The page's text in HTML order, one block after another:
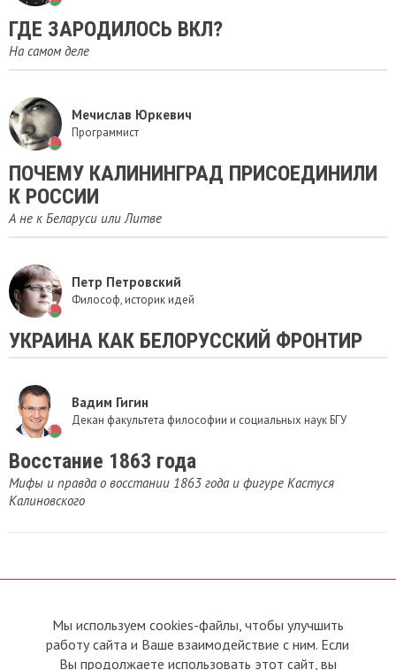
ГДЕ ЗАРОДИЛОСЬ ВКЛ?
На самом деле
Мечислав Юркевич
Программист
ПОЧЕМУ КАЛИНИНГРАД ПРИСОЕДИНИЛИ
К РОССИИ
А не к Беларуси или Литве
Петр Петровский
Философ, историк идей
УКРАИНА КАК БЕЛОРУССКИЙ ФРОНТИР
Вадим Гигин
Декан факультета философии и социальных наук БГУ
Восстание 1863 года
Мифы и правда о восстании 1863 года и фигуре Кастуся
Калиновского
О сайте
Прямая связь с
Председателем
Прямая связь c членами клуба
Мы используем cookies-файлы, чтобы улучшить
работу сайта и Ваше взаимодействие с ним. Если
Вы продолжаете использовать этот сайт, вы